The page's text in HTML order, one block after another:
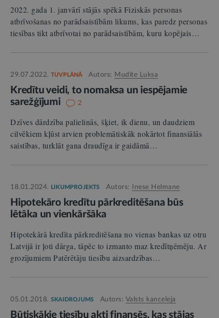
2022. gada 1. janvārī stājās spēkā Fiziskās personas
atbrīvošanas no parādsaistībām likums, kas paredz personas
tiesības tikt atbrīvotai no parādsaistībām, kuru kopējais…
29.07.2022. TUVPLĀNĀ Autors: Mudīte Luksa
Kredītu veidi, to nomaksa un iespējamie
sarežģījumi
2
Dzīves dārdzība palielinās, šķiet, ik dienu, un daudziem
cilvēkiem kļūst arvien problemātiskāk nokārtot finansiālās
saistības, turklāt gana draudīga ir gaidāmā…
18.01.2024. LIKUMPROJEKTS Autors: Inese Helmane
Hipotekāro kredītu pārkreditēšana būs
lētāka un vienkāršāka
Hipotekārā kredīta pārkreditēšana no vienas bankas uz otru
Latvijā ir ļoti dārga, tāpēc to izmanto maz kredītņēmēju. Ar
grozījumiem Patērētāju tiesību aizsardzības…
05.01.2018. SKAIDROJUMS Autors: Valsts kanceleja
Būtiskākie tiesību akti finansēs, kas stājas